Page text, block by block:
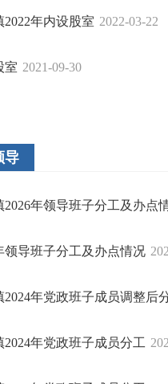
2022年内设股室 2022-03-22
室 2021-09-30
导
2026年领导班子分工及办点
领导班子分工及办点情况
2024年党政班子成员调整后
2024年党政班子成员分工